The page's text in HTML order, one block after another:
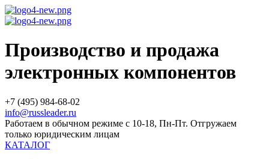
Производство и продажа
электронных компонентов
+7 (495) 984-68-02
info@russleader.ru
Работаем в обычном режиме с 10-18, Пн-Пт. Отгружаем
только юридическим лицам
КАТАЛОГ